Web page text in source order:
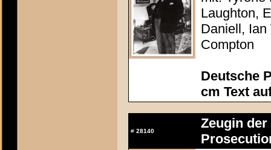
Laughton,
Daniell, Ian
Compton
Deutsche
cm Text
# 28140
Zeugin